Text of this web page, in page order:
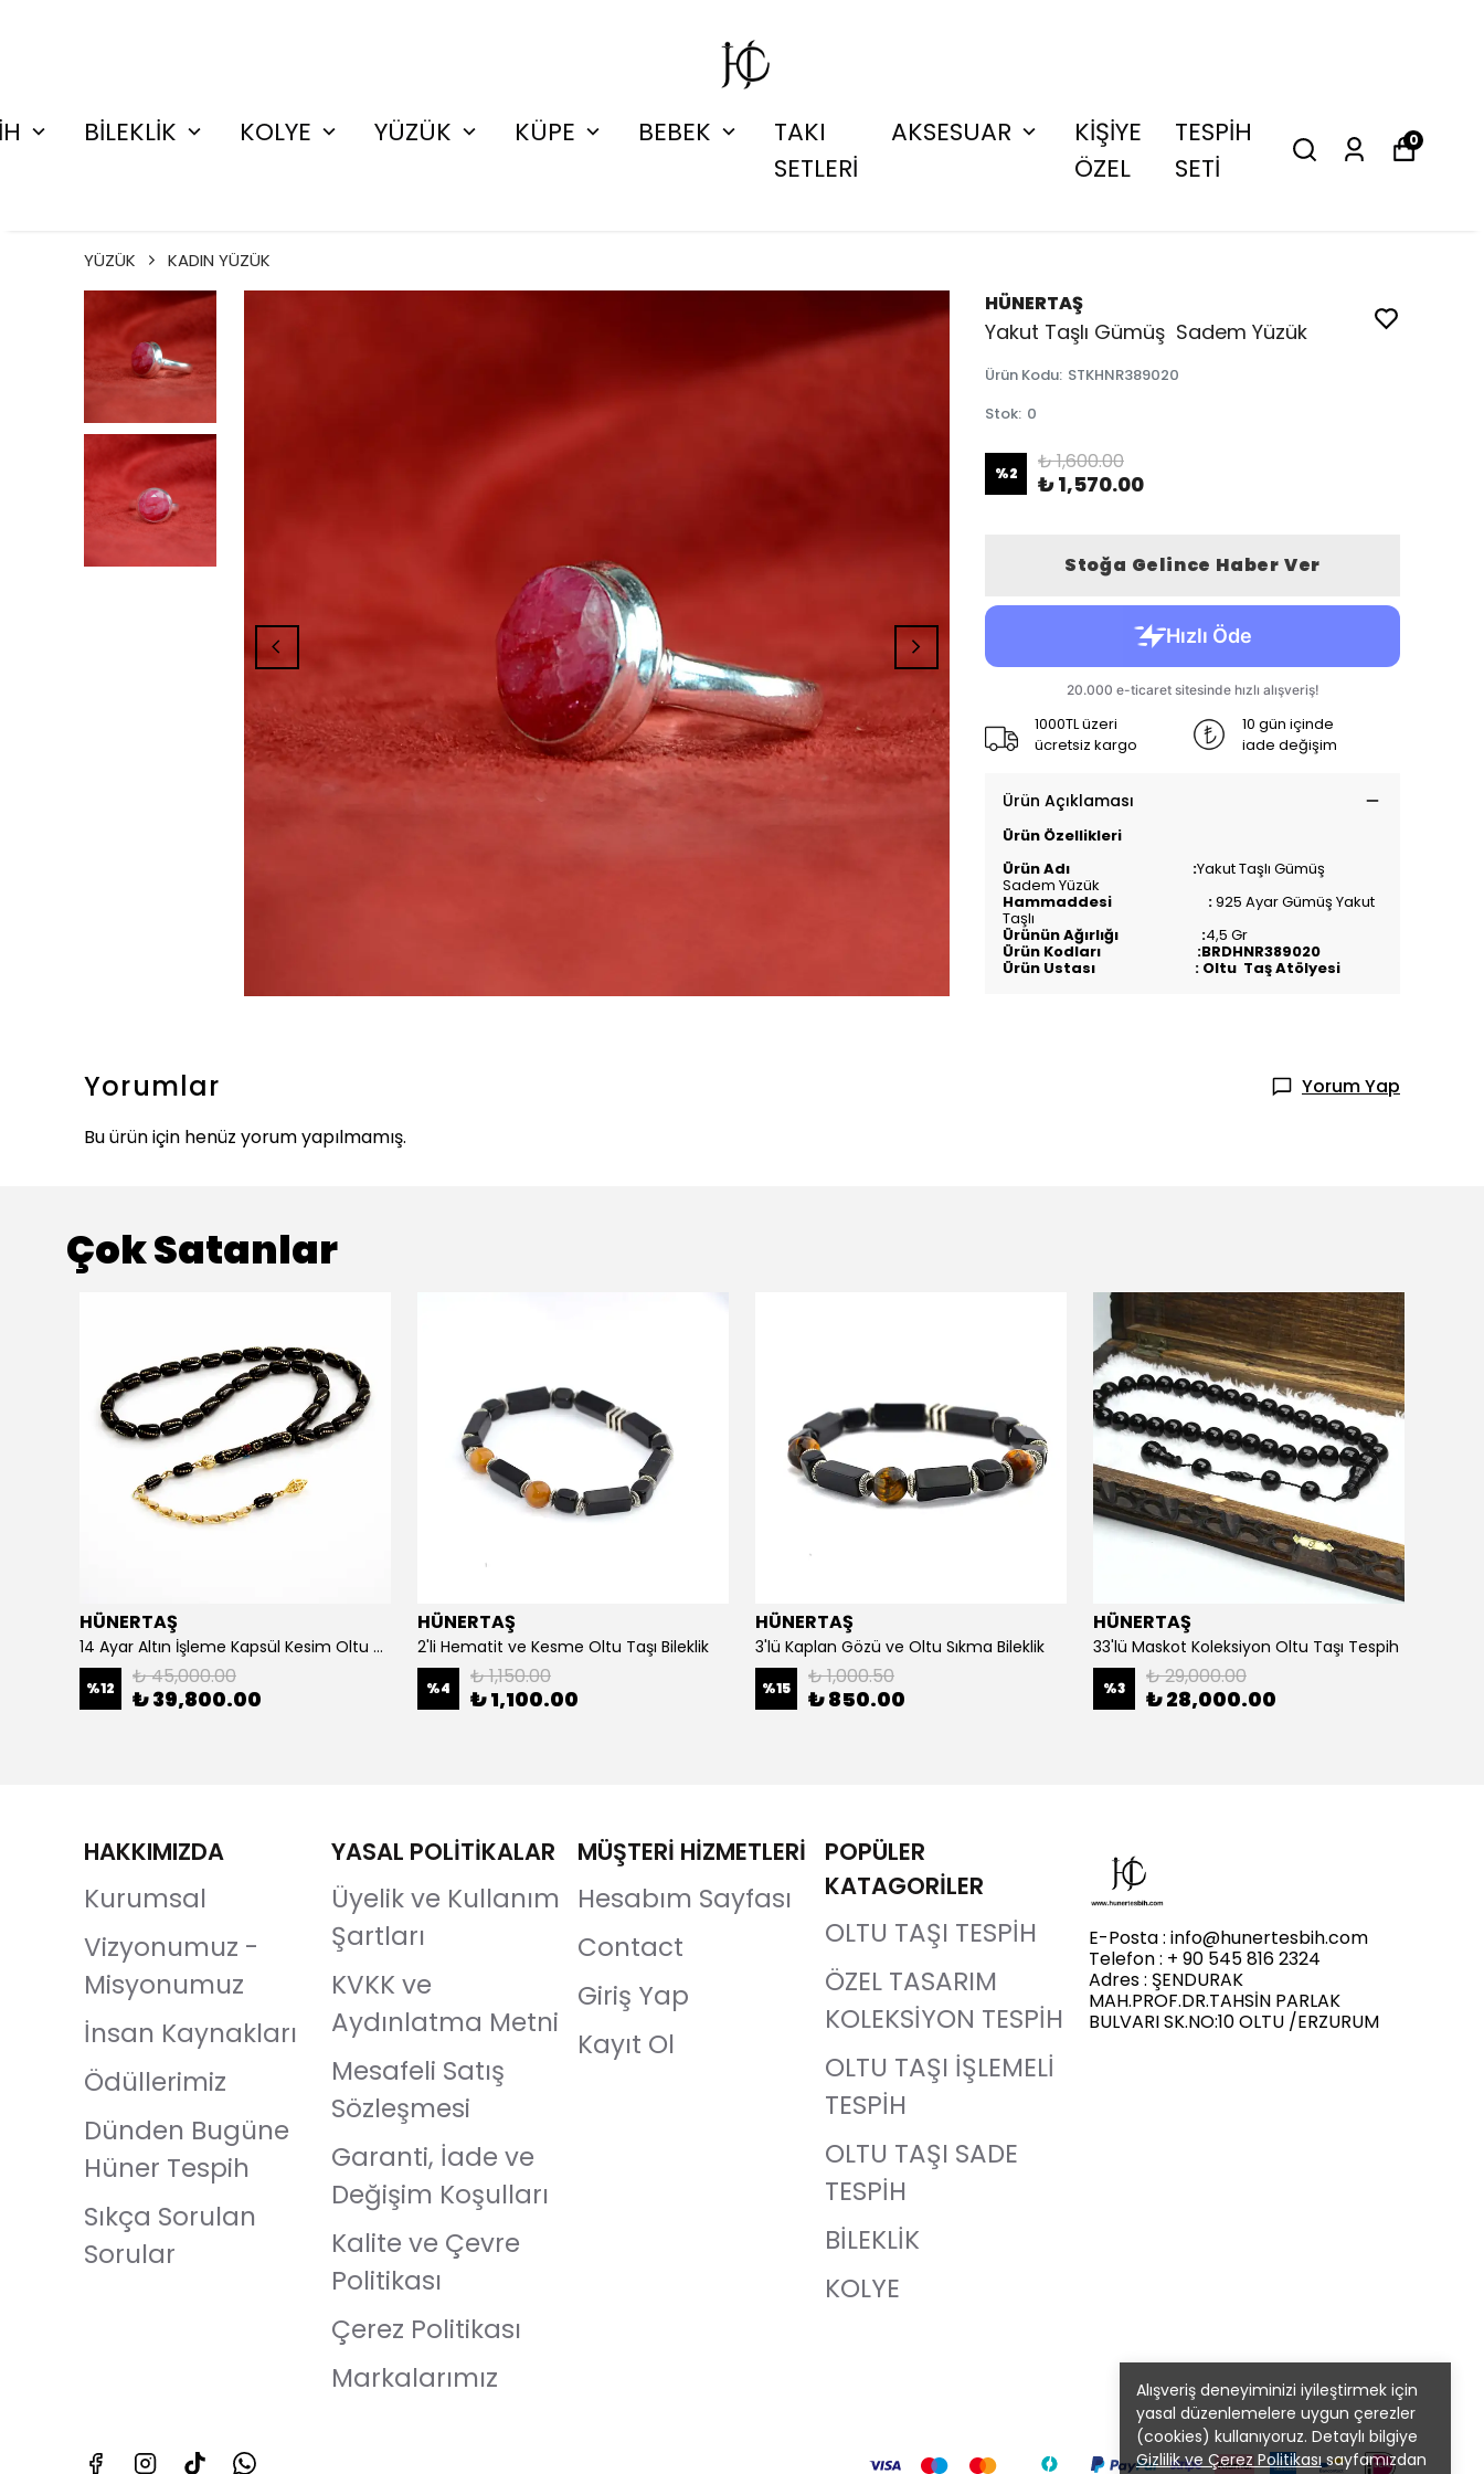
BİLEKLİK KOLYE YÜZÜK KÜPE BEBEK
TAKI
SETLERİ
AKSESUAR
KİŞİYE
ÖZEL
TESPİH
SETİ
0
Alışveriş deneyiminizi iyileştirmek için
yasal düzenlemelere uygun çerezler
(cookies) kullanıyoruz. Detaylı bilgiye
Gizlilik ve Çerez Politikasısayfamızdan
YÜZÜK KADIN YÜZÜK
HÜNERTAŞ
Yakut Taşlı Gümüş Sadem Yüzük
Ürün Kodu: STKHNR389020
Stok: 0
%2 ₺ 1,600.00
₺ 1,570.00
Stoğa Gelince Haber Ver
1000TL üzeri
ücretsiz kargo
10 gün içinde
iade değişim
Ürün Açıklaması
Ürün Özellikleri
Ürün Adı :Yakut Taşlı Gümüş
Sadem Yüzük
Hammaddesi :925 Ayar Gümüş Yakut
Taşlı
Ürünün Ağırlığı :4,5 Gr
Ürün Kodları :BRDHNR389020
Ürün Ustası : Oltu Taş Atölyesi
Yorumlar
Yorum Yap
Bu ürün için henüz yorum yapılmamış.
Çok Satanlar
HÜNERTAŞ
14 Ayar Altın İşleme Kapsül Kesim Oltu Taşı Tespih
%12 ₺ 45,000.00
₺ 39,800.00
HÜNERTAŞ
2'li Hematit ve Kesme Oltu Taşı Bileklik
%4 ₺ 1,150.00
₺ 1,100.00
HÜNERTAŞ
3'lü Kaplan Gözü ve Oltu Sıkma Bileklik
%15 ₺ 1,000.50
₺ 850.00
HÜNERTAŞ
33'lü Maskot Koleksiyon Oltu Taşı Tespih
%3 ₺ 29,000.00
₺ 28,000.00
HAKKIMIZDA
Kurumsal
Vizyonumuz -
Misyonumuz
İnsan Kaynakları
Ödüllerimiz
Dünden Bugüne
Hüner Tespih
Sıkça Sorulan
Sorular
YASAL POLİTİKALAR
Üyelik ve Kullanım
Şartları
KVKK ve
Aydınlatma Metni
Mesafeli Satış
Sözleşmesi
Garanti, İade ve
Değişim Koşulları
Kalite ve Çevre
Politikası
Çerez Politikası
Markalarımız
MÜŞTERİ HİZMETLERİ
Hesabım Sayfası
Contact
Giriş Yap
Kayıt Ol
POPÜLER
KATAGORİLER
OLTU TAŞI TESPİH
ÖZEL TASARIM
KOLEKSİYON TESPİH
OLTU TAŞI İŞLEMELİ
TESPİH
OLTU TAŞI SADE
TESPİH
BİLEKLİK
KOLYE
E-Posta : info@hunertesbih.com
Telefon : + 90 545 816 2324
Adres : ŞENDURAK
MAH.PROF.DR.TAHSİN PARLAK
BULVARI SK.NO:10 OLTU /ERZURUM